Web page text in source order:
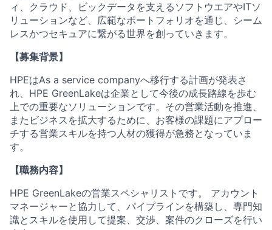
ィ、クラウド、ビックデータを支えるソフトウエアやITソ
リューションなど、広範なポートフォリオを通じ、シーム
レスかつセキュアに繋がる世界を創っていきます。
【募集背景】
HPEはAs a service companyへ移行する計画が発表さ
れ、HPE GreenLakeは企業として今後の成長路線を歩む
上での重要なソリューションです。その営業活動を推進、
またビジネスを拡大するために、お客様の課題にアプロー
チする営業スキルを持つ人材の獲得が急務となっていま
す。
【職務内容】
HPE GreenLakeの営業スペシャリストです。 アカウント
マネージャーと協力して、パイプラインを構築し、専門知
識とスキルを使用して提案、交渉、案件のクローズを行い